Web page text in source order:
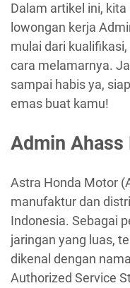
Dalam artikel ini,
lowongan kerja
mulai dari
cara melamarnya.
sampai habis ya,
emas buat kamu!
Admin Ahass
Astra Honda Motor
manufaktur dan
Indonesia. Sebagai
jaringan yang luas,
dikenal dengan
Authorized Service